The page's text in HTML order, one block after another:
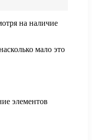
на наличие
мало это
элементов